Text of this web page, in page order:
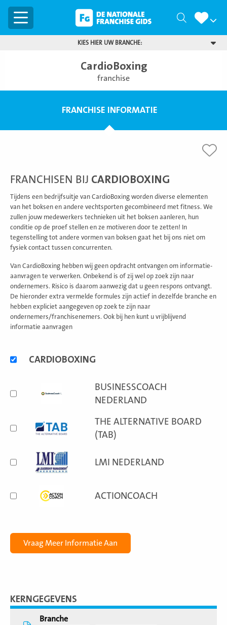
Menu Zoeken
KIES HIER UW BRANCHE:
CardioBoxing
franchise
FRANCHISE INFORMATIE
FRANCHISEN BIJ CARDIOBOXING
Tijdens een bedrijfsuitje van CardioBoxing worden diverse elementen
van het boksen en andere vechtsporten gecombineerd met fitness. We
zullen jouw medewerkers technieken uit het boksen aanleren, hun
conditie op de proef stellen en ze motiveren door te zetten! In
tegenstelling tot andere vormen van boksen gaat het bij ons niet om
fysiek contact tussen concurrenten.
Van CardioBoxing hebben wij geen opdracht ontvangen om informatie-
aanvragen te verwerken. Onbekend is of zij wel op zoek zijn naar
ondernemers. Risico is daarom aanwezig dat u geen respons ontvangt.
De hieronder extra vermelde formules zijn actief in dezelfde branche en
hebben expliciet aangegeven op zoek te zijn naar
ondernemers/franchisenemers. Ook bij hen kunt u vrijblijvend
informatie aanvragen
formulesCARDIOBOXING
BUSINESSCOACH
NEDERLAND
THE ALTERNATIVE BOARD
(TAB)
LMI NEDERLAND
ACTIONCOACH
KERNGEGEVENS
Branche